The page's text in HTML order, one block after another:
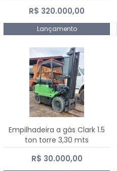
R$ 320.000,00
Lançamento
Empilhadeira a gás Clark 1.5
ton torre 3,30 mts
R$ 30.000,00